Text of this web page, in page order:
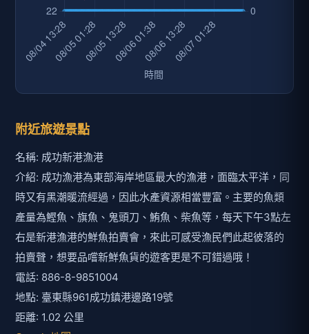
附近旅遊景點
名稱: 成功新港漁港
介紹: 成功漁港為東部海岸地區最大的漁港，面臨太平洋，同
時又有黑潮暖流經過，因此水產資源相當豐富。主要的魚類
產量為鰹魚、旗魚、鬼頭刀、鮪魚、柴魚等，每天下午3點左
右是新港漁港的鮮魚拍賣會，來此可感受漁民們此起彼落的
拍賣聲，想要品嚐新鮮魚貨的遊客更是不可錯過哦！
電話: 886-8-9851004
地點: 臺東縣961成功鎮港邊路19號
距離: 1.02 公里